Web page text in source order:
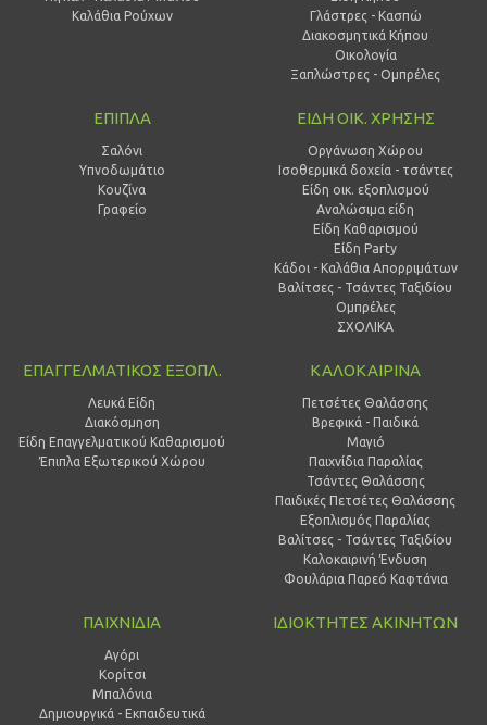
Καλάθια Ρούχων
Γλάστρες - Κασπώ
Διακοσμητικά Κήπου
Οικολογία
Ξαπλώστρες - Ομπρέλες
ΕΠΙΠΛΑ
Σαλόνι
Υπνοδωμάτιο
Κουζίνα
Γραφείο
ΕΙΔΗ ΟΙΚ. ΧΡΗΣΗΣ
Οργάνωση Χώρου
Ισοθερμικά δοχεία - τσάντες
Είδη οικ. εξοπλισμού
Αναλώσιμα είδη
Είδη Καθαρισμού
Είδη Party
Κάδοι - Καλάθια Απορριμάτων
Βαλίτσες - Τσάντες Ταξιδίου
Ομπρέλες
ΣΧΟΛΙΚΑ
ΕΠΑΓΓΕΛΜΑΤΙΚΟΣ ΕΞΟΠΛ.
Λευκά Είδη
Διακόσμηση
Είδη Επαγγελματικού Καθαρισμού
Έπιπλα Εξωτερικού Χώρου
ΚΑΛΟΚΑΙΡΙΝΑ
Πετσέτες Θαλάσσης
Βρεφικά - Παιδικά
Μαγιό
Παιχνίδια Παραλίας
Τσάντες Θαλάσσης
Παιδικές Πετσέτες Θαλάσσης
Εξοπλισμός Παραλίας
Βαλίτσες - Τσάντες Ταξιδίου
Καλοκαιρινή Ένδυση
Φουλάρια Παρεό Καφτάνια
ΠΑΙΧΝΙΔΙΑ
Αγόρι
Κορίτσι
Μπαλόνια
Δημιουργικά - Εκπαιδευτικά
ΙΔΙΟΚΤΗΤΕΣ ΑΚΙΝΗΤΩΝ